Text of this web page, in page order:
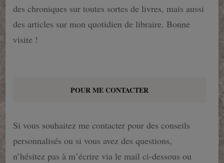
des chroniques sur toutes sortes de livres, mais aussi
des articles sur mon quotidien de libraire. Bonne
visite !
POUR ME CONTACTER
Si vous souhaitez me contacter pour des conseils
personnalisés ou si vous avez des questions,
n’hésitez pas à m’écrire via le mail ci-dessous ou